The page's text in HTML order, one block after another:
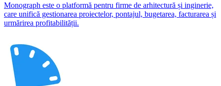
Monograph este o platformă pentru firme de arhitectură și inginerie,
care unifică gestionarea proiectelor, pontajul, bugetarea, facturarea și
urmărirea profitabilității.